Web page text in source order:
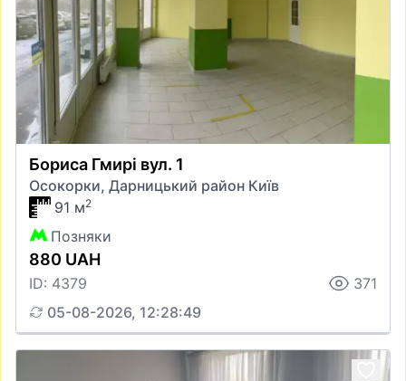
Бориса Гмирі вул. 1
Осокорки, Дарницький район Київ
91 м2
Позняки
880 UAH
ID: 4379
371
05-08-2026, 12:28:49